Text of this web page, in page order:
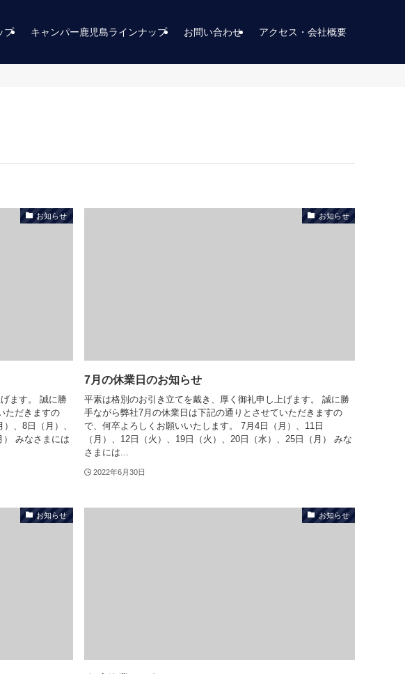
プ キャンパー鹿児島ラインナップ お問い合わせ アクセス・会社概要
お知らせ
ます。 誠に勝
ただきますの
、8日（月）、
） みなさまには
お知らせ
7月の休業日のお知らせ
平素は格別のお引き立てを戴き、厚く御礼申し上げます。 誠に勝
手ながら弊社7月の休業日は下記の通りとさせていただきますの
で、何卒よろしくお願いいたします。 7月4日（月）、11日
（月）、12日（火）、19日（火）、20日（水）、25日（月） みな
さまには...
2022年6月30日
お知らせ お知らせ